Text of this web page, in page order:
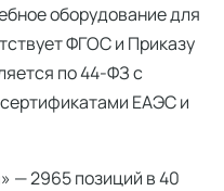
оборудование для
ФГОС и Приказу
по 44-ФЗ с
ЕАЭС и
— 2965 позиций в 40